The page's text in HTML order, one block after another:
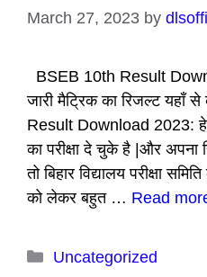
March 27, 2023 by
BSEB 10th Result
जारी मैट्रिक का रिजल्ट यहाँ
Result Download 2023:
का परीक्षा दे चुके है |और अपना
तो बिहार विद्यालय परीक्षा
को लेकर बहुत … Read
Categories
Uncategorized